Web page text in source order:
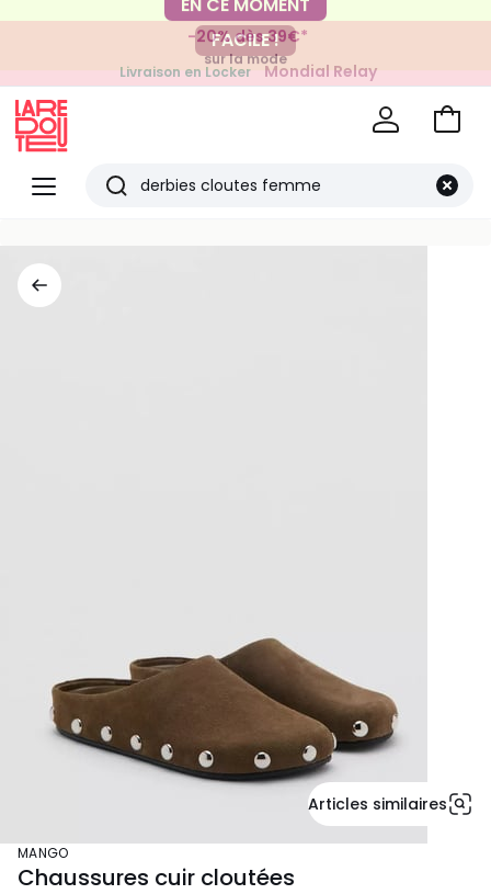
-20% dès 39€*
sur la mode
FACILE !
Livraison en Locker Mondial Relay
pour vos petits articles
Menu
Redoute
Rechercher
Voir
Articles similaires
MANGO
Chaussures cuir cloutées